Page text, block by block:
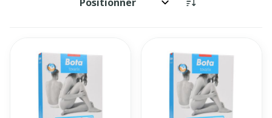
Trier par: